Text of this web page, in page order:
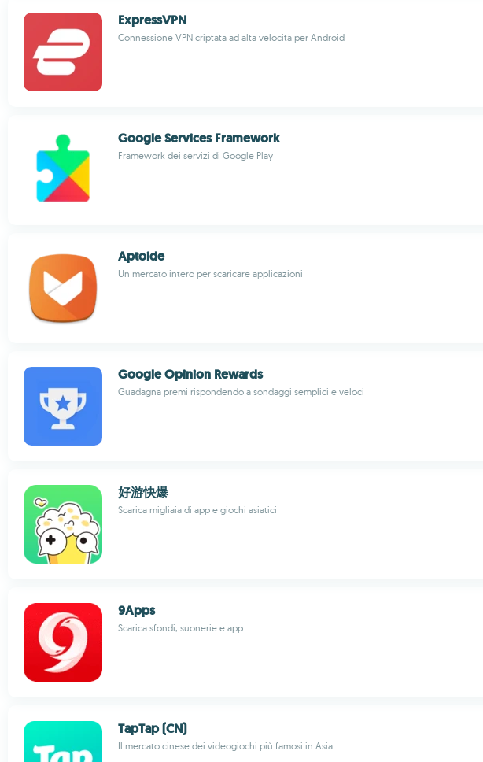
ExpressVPN
Connessione VPN criptata ad alta velocità per Android
Google Services Framework
Framework dei servizi di Google Play
Aptoide
Un mercato intero per scaricare applicazioni
Google Opinion Rewards
Guadagna premi rispondendo a sondaggi semplici e veloci
好游快爆
Scarica migliaia di app e giochi asiatici
9Apps
Scarica sfondi, suonerie e app
TapTap (CN)
Il mercato cinese dei videogiochi più famosi in Asia